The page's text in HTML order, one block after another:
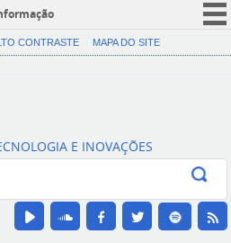
CORONAVÍRUS (COVID-19)
Canais
CONTRASTE MAPA DO SITE
E INOVAÇÕES